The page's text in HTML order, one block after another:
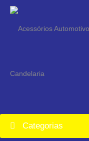
Categorias